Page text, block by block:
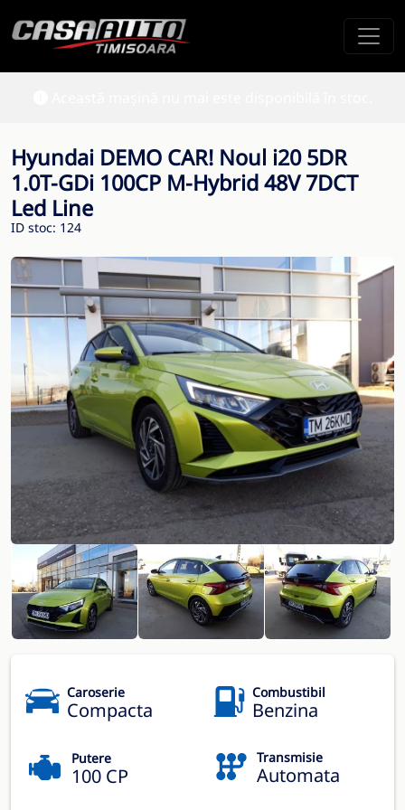
Hyundai DEMO CAR! Noul i20 5DR
1.0T-GDi 100CP M-Hybrid 48V 7DCT
Led Line
ID stoc: 124
Caroserie
Compacta
Combustibil
Benzina
Putere
100 CP
Transmisie
Automata